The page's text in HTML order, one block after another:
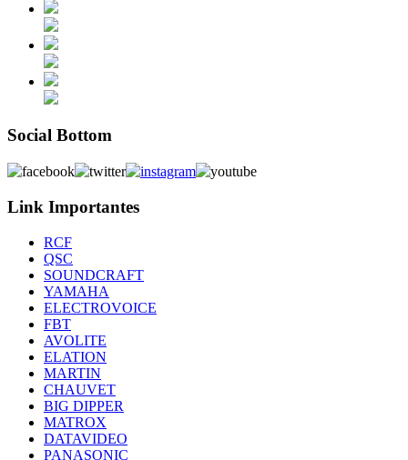
Social Bottom
Link Importantes
RCF
QSC
SOUNDCRAFT
YAMAHA
ELECTROVOICE
FBT
AVOLITE
ELATION
MARTIN
CHAUVET
BIG DIPPER
MATROX
DATAVIDEO
PANASONIC